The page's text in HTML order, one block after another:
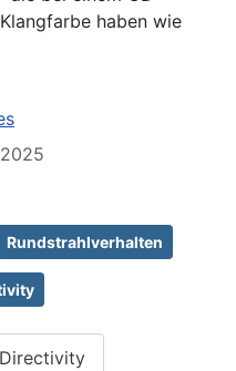
haben wie
Rundstrahlverhalten